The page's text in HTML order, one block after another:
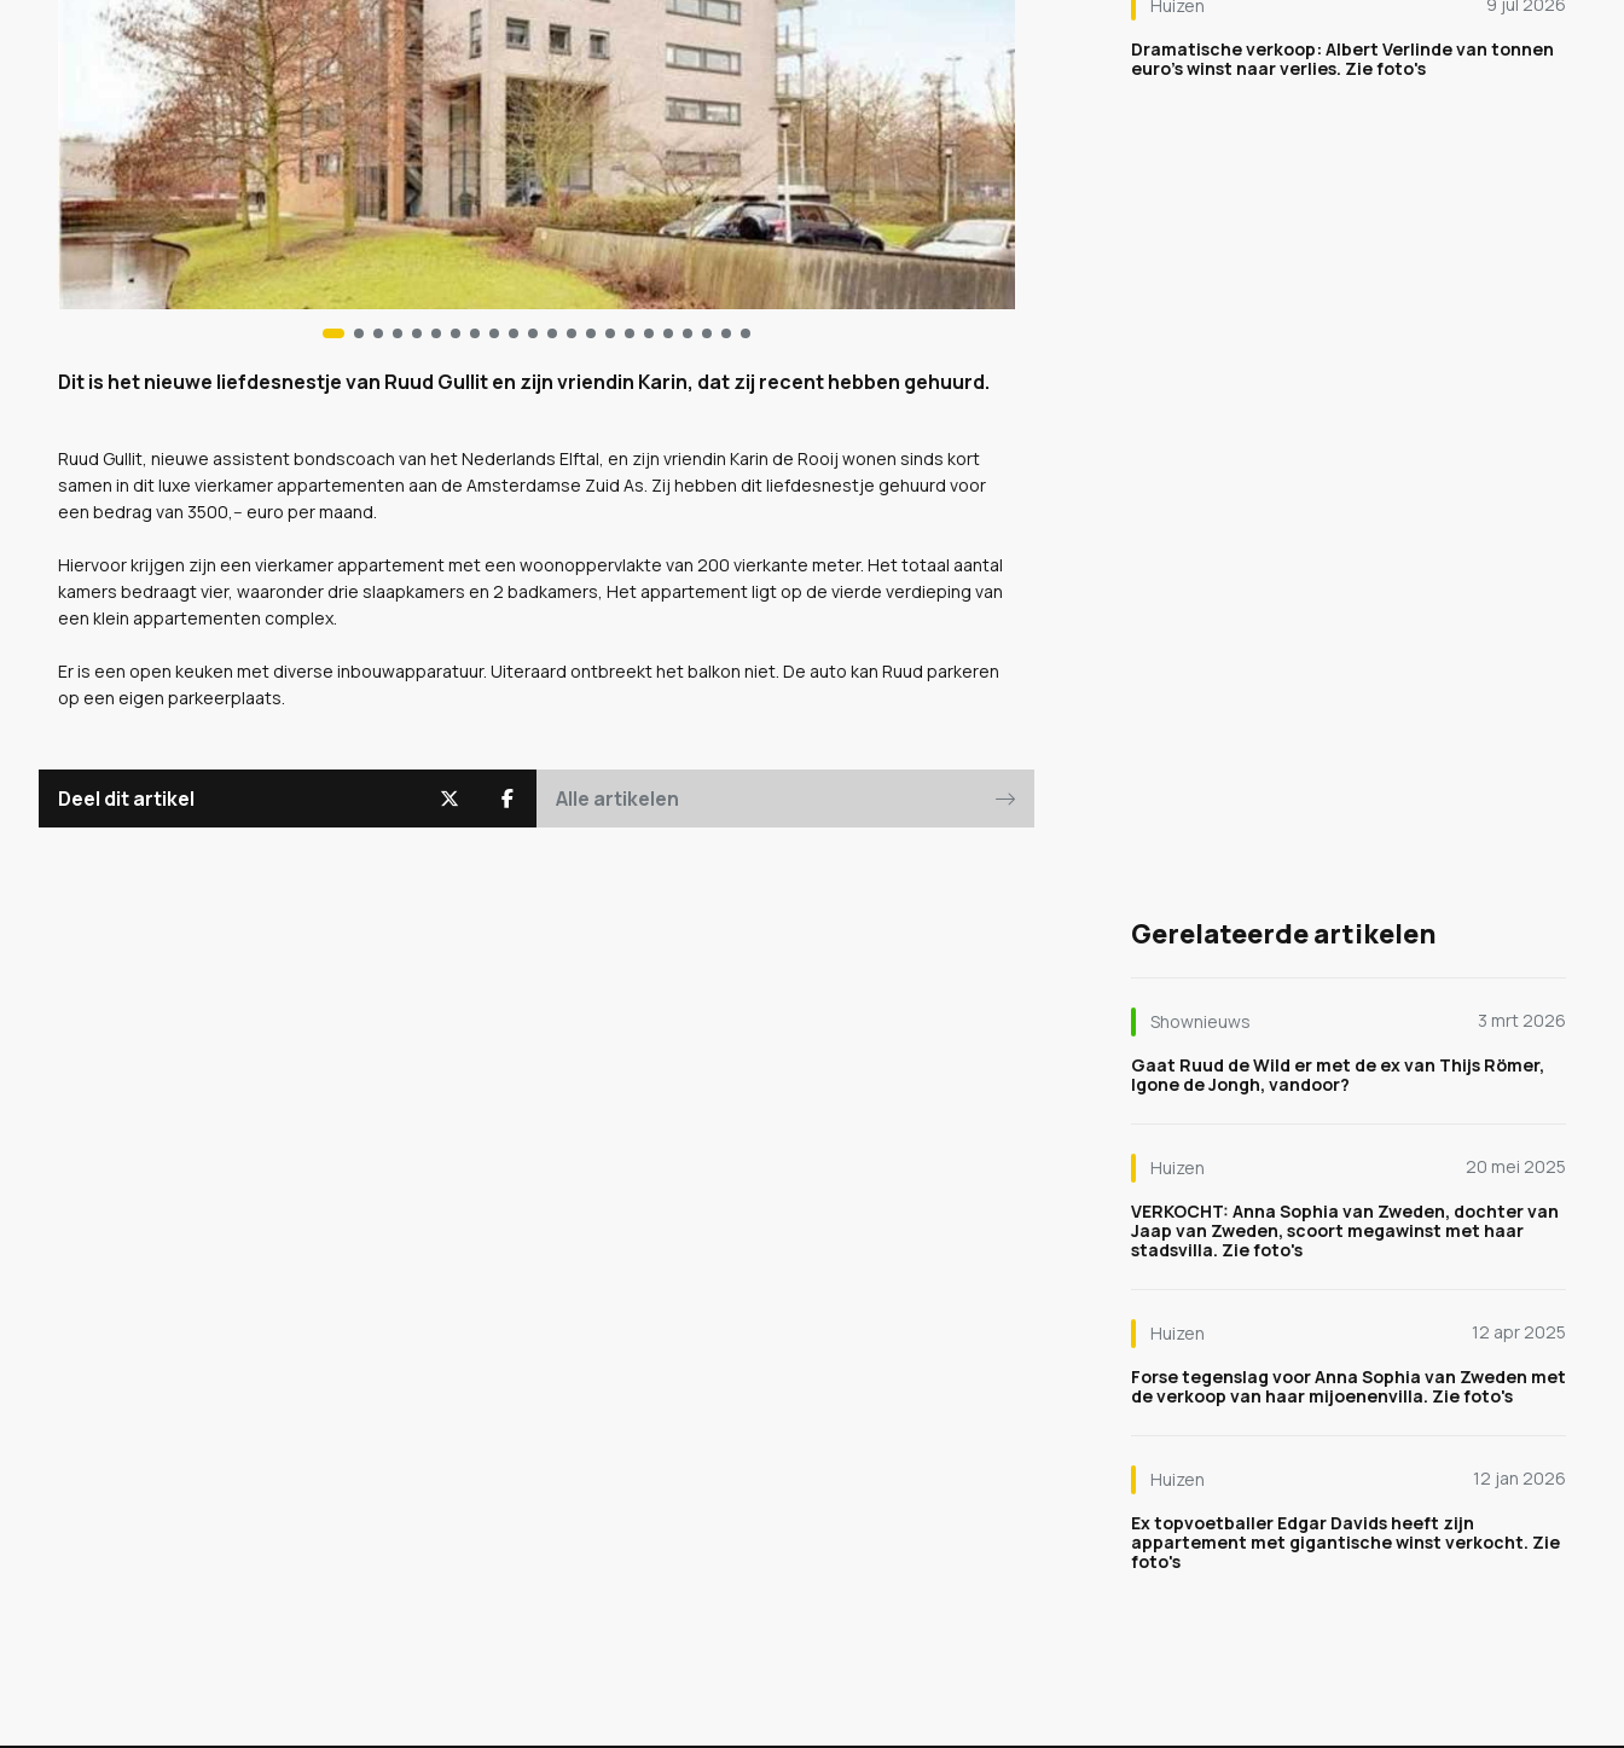
Dit is het nieuwe liefdesnestje van Ruud Gullit en zijn vriendin Karin, dat zij recent hebben gehuurd.
Ruud Gullit, nieuwe assistent bondscoach van het Nederlands Elftal, en zijn vriendin Karin de Rooij wonen sinds kort
samen in dit luxe vierkamer appartementen aan de Amsterdamse Zuid As. Zij hebben dit liefdesnestje gehuurd voor
een bedrag van 3500,-- euro per maand.
Hiervoor krijgen zijn een vierkamer appartement met een woonoppervlakte van 200 vierkante meter. Het totaal aantal
kamers bedraagt vier, waaronder drie slaapkamers en 2 badkamers, Het appartement ligt op de vierde verdieping van
een klein appartementen complex.
Er is een open keuken met diverse inbouwapparatuur. Uiteraard ontbreekt het balkon niet. De auto kan Ruud parkeren
op een eigen parkeerplaats.
Deel dit artikel Alle artikelen
Huizen
Dramatische verkoop: Albert Verlinde van tonnen
euro's winst naar verlies. Zie foto's
Gerelateerde artikelen
Shownieuws
3 mrt 2026
Gaat Ruud de Wild er met de ex van Thijs Römer,
Igone de Jongh, vandoor?
Huizen
20 mei 2025
VERKOCHT: Anna Sophia van Zweden, dochter van
Jaap van Zweden, scoort megawinst met haar
stadsvilla. Zie foto's
Huizen
12 apr 2025
Forse tegenslag voor Anna Sophia van Zweden met
de verkoop van haar mijoenenvilla. Zie foto's
Huizen
12 jan 2026
Ex topvoetballer Edgar Davids heeft zijn
appartement met gigantische winst verkocht. Zie
foto's